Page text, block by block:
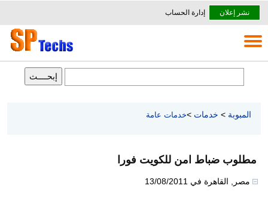
نشر إعلان إدارة الحساب
المبوبة > خدمات >خدمات عامة
مطلوب ضباط امن للكويت فورا
مصر القاهرة في 13/08/2011